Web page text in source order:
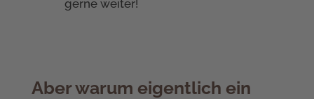
gerne weiter!
Aber warum eigentlich ein